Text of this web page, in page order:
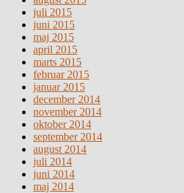
juli 2015
juni 2015
maj 2015
april 2015
marts 2015
februar 2015
januar 2015
december 2014
november 2014
oktober 2014
september 2014
august 2014
juli 2014
juni 2014
maj 2014